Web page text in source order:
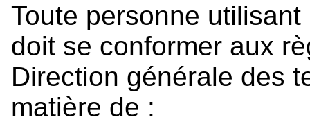
Toute personne
doit se conformer aux
Direction générale des
matière de :